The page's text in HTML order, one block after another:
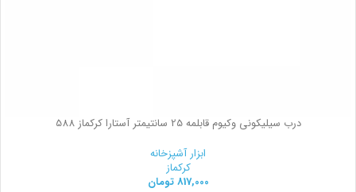
درب سیلیکونی وکیوم قابلمه 25 سانتیمتر آستارا کرکماز 588
ابزار آشپزخانه
کرکماز
817,000 تومان